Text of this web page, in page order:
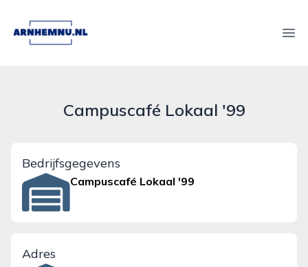
arnhemnu.nl
Campuscafé Lokaal '99
Bedrijfsgegevens
Campuscafé Lokaal '99
Adres